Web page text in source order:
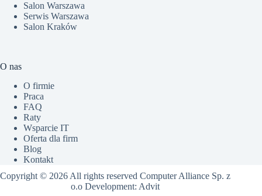
Salon Warszawa
Serwis Warszawa
Salon Kraków
O nas
O firmie
Praca
FAQ
Raty
Wsparcie IT
Oferta dla firm
Blog
Kontakt
Copyright © 2026 All rights reserved Computer Alliance Sp. z
o.o Development: Advit